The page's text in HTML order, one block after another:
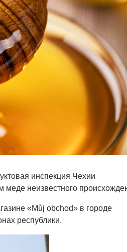
инспекция Чехии
меде неизвестного
«Můj obchod» в городе
республики.